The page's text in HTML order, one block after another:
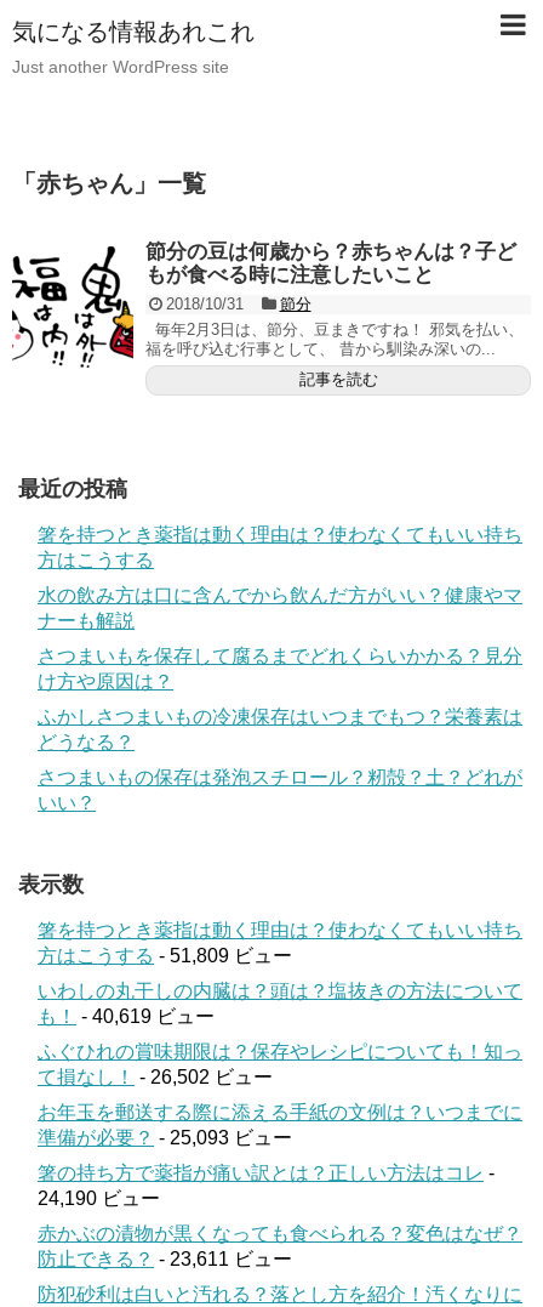
気になる情報あれこれ
Just another WordPress site
「 赤ちゃん 」 一覧
節分の豆は何歳から？赤ちゃんは？子ど
もが食べる時に注意したいこと
2018/10/31
節分
毎年2月3日は、節分、豆まきですね！ 邪気を払い、
福を呼び込む行事として、 昔から馴染み深いの...
記事を読む
最近の投稿
箸を持つとき薬指は動く理由は？使わなくてもいい持ち
方はこうする
水の飲み方は口に含んでから飲んだ方がいい？健康やマ
ナーも解説
さつまいもを保存して腐るまでどれくらいかかる？見分
け方や原因は？
ふかしさつまいもの冷凍保存はいつまでもつ？栄養素は
どうなる？
さつまいもの保存は発泡スチロール？籾殻？土？どれが
いい？
表示数
箸を持つとき薬指は動く理由は？使わなくてもいい持ち
方はこうする - 51,809 ビュー
いわしの丸干しの内臓は？頭は？塩抜きの方法について
も！
- 40,619 ビュー
ふぐひれの賞味期限は？保存やレシピについても！知っ
て損なし！
- 26,502 ビュー
お年玉を郵送する際に添える手紙の文例は？いつまでに
準備が必要？ - 25,093 ビュー
箸の持ち方で薬指が痛い訳とは？正しい方法はコレ -
24,190 ビュー
赤かぶの漬物が黒くなっても食べられる？変色はなぜ？
防止できる？ - 23,611 ビュー
防犯砂利は白いと汚れる？落とし方を紹介！汚くなりに